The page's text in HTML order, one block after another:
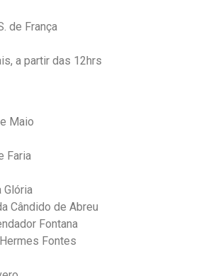
de França
a partir das 12hrs
Maio
Faria
Glória
Cândido de Abreu
Fontana
Fontes